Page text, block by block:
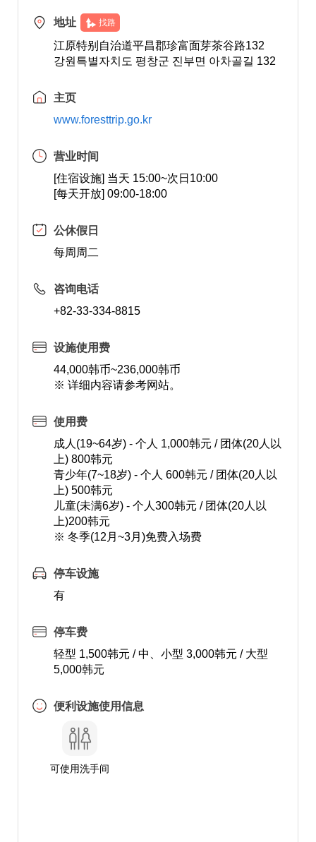
地址 找路
江原特别自治道平昌郡珍富面芽茶谷路132
강원특별자치도 평창군 진부면 아차골길 132
主页
www.foresttrip.go.kr
营业时间
[住宿设施] 当天 15:00~次日10:00
[每天开放] 09:00-18:00
公休假日
每周周二
咨询电话
+82-33-334-8815
设施使用费
44,000韩币~236,000韩币
※ 详细内容请参考网站。
使用费
成人(19~64岁) - 个人 1,000韩元 / 团体(20人以
上) 800韩元
青少年(7~18岁) - 个人 600韩元 / 团体(20人以
上) 500韩元
儿童(未满6岁) - 个人300韩元 / 团体(20人以
上)200韩元
※ 冬季(12月~3月)免费入场费
停车设施
有
停车费
轻型 1,500韩元 / 中、小型 3,000韩元 / 大型
5,000韩元
便利设施使用信息
可使用洗手间